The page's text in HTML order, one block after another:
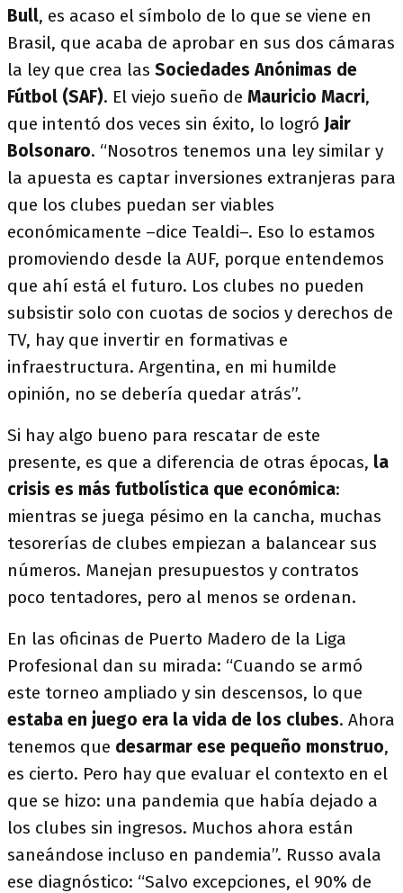
Bull, es acaso el símbolo de lo que se viene en
Brasil, que acaba de aprobar en sus dos cámaras
la ley que crea las Sociedades Anónimas de
Fútbol (SAF). El viejo sueño de Mauricio Macri,
que intentó dos veces sin éxito, lo logró Jair
Bolsonaro. “Nosotros tenemos una ley similar y
la apuesta es captar inversiones extranjeras para
que los clubes puedan ser viables
económicamente –dice Tealdi–. Eso lo estamos
promoviendo desde la AUF, porque entendemos
que ahí está el futuro. Los clubes no pueden
subsistir solo con cuotas de socios y derechos de
TV, hay que invertir en formativas e
infraestructura. Argentina, en mi humilde
opinión, no se debería quedar atrás”.
Si hay algo bueno para rescatar de este
presente, es que a diferencia de otras épocas, la
crisis es más futbolística que económica:
mientras se juega pésimo en la cancha, muchas
tesorerías de clubes empiezan a balancear sus
números. Manejan presupuestos y contratos
poco tentadores, pero al menos se ordenan.
En las oficinas de Puerto Madero de la Liga
Profesional dan su mirada: “Cuando se armó
este torneo ampliado y sin descensos, lo que
estaba en juego era la vida de los clubes. Ahora
tenemos que desarmar ese pequeño monstruo,
es cierto. Pero hay que evaluar el contexto en el
que se hizo: una pandemia que había dejado a
los clubes sin ingresos. Muchos ahora están
saneándose incluso en pandemia”. Russo avala
ese diagnóstico: “Salvo excepciones, el 90% de